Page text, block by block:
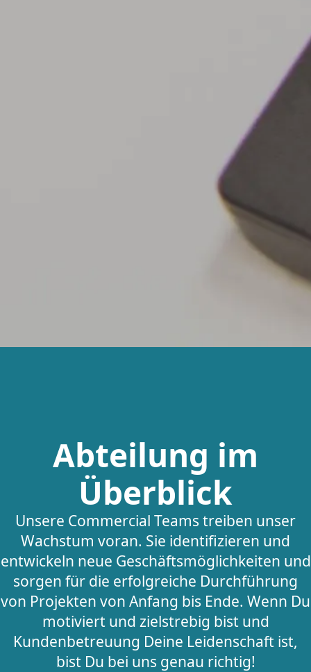
Abteilung im
Überblick
Unsere Commercial Teams treiben unser
Wachstum voran. Sie identifizieren und
entwickeln neue Geschäftsmöglichkeiten und
sorgen für die erfolgreiche Durchführung
von Projekten von Anfang bis Ende. Wenn Du
motiviert und zielstrebig bist und
Kundenbetreuung Deine Leidenschaft ist,
bist Du bei uns genau richtig!